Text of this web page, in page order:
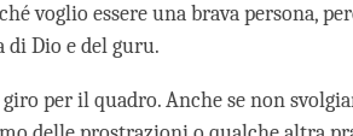
voglio essere una brava persona,
di Dio e del guru.
per il quadro. Anche se non